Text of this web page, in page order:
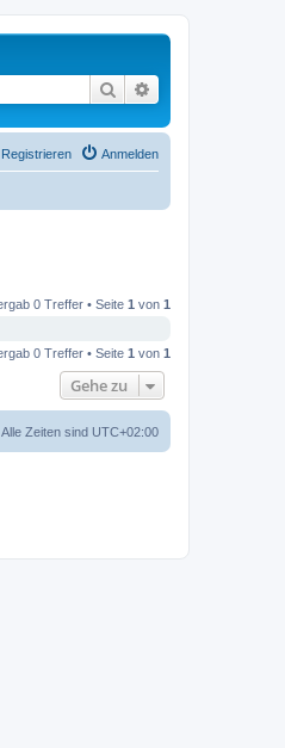
Suche
Anmelden
Registrieren
0 Treffer • Seite 1 von 1
0 Treffer • Seite 1 von 1
Gehe zu
Alle Zeiten sind UTC+02:00